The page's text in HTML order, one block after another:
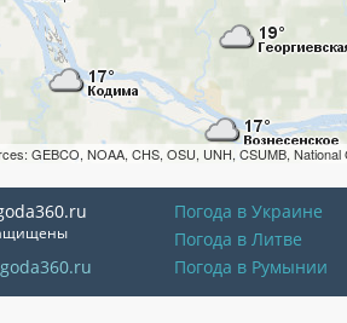
GEBCO, NOAA, CHS, OSU, UNH, CSUMB, National
Погода в Украине
Погода в Литве
Погода в Румынии